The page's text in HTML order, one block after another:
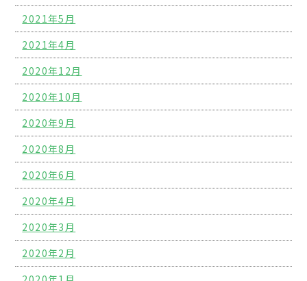
2021年5月
2021年4月
2020年12月
2020年10月
2020年9月
2020年8月
2020年6月
2020年4月
2020年3月
2020年2月